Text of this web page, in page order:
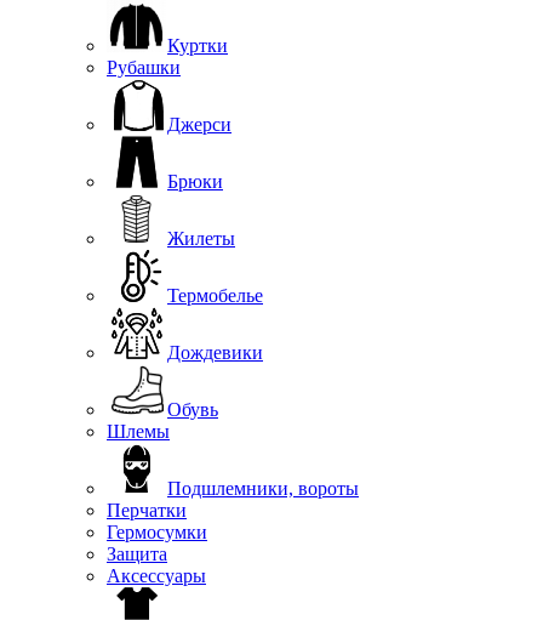
Куртки
Рубашки
Джерси
Брюки
Жилеты
Термобелье
Дождевики
Обувь
Шлемы
Подшлемники, вороты
Перчатки
Гермосумки
Защита
Аксессуары